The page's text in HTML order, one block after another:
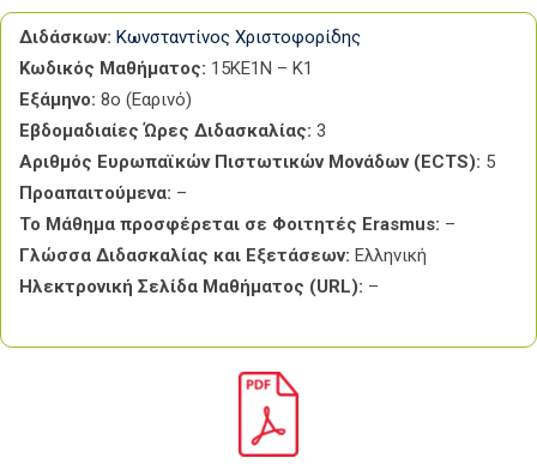
Διδάσκων: Κωνσταντίνος Χριστοφορίδης
Κωδικός Μαθήματος: 15ΚΕ1Ν – Κ1
Εξάμηνο: 8ο (Εαρινό)
Εβδομαδιαίες Ώρες Διδασκαλίας: 3
Αριθμός Ευρωπαϊκών Πιστωτικών Μονάδων (ECTS): 5
Προαπαιτούμενα: –
Το Μάθημα προσφέρεται σε Φοιτητές Erasmus: –
Γλώσσα Διδασκαλίας και Εξετάσεων: Ελληνική
Ηλεκτρονική Σελίδα Μαθήματος (URL): –